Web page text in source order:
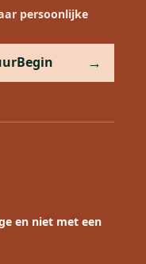
persoonlijke
en niet met een